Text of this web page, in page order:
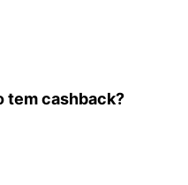
tem cashback?